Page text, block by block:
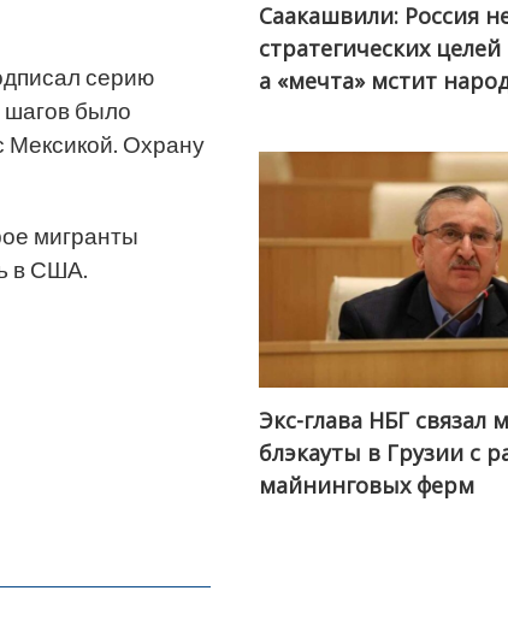
серию
шагов было
Мексикой. Охрану
мигранты
в США.
Саакашвили: Россия
стратегических целей
а «мечта» мстит
Экс-глава НБГ связал
блэкауты в Грузии с
майнинговых ферм